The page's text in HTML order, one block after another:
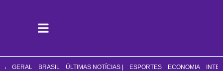
GERAL BRASIL ÚLTIMAS NOTÍCIAS | ESPORTES ECONOMIA